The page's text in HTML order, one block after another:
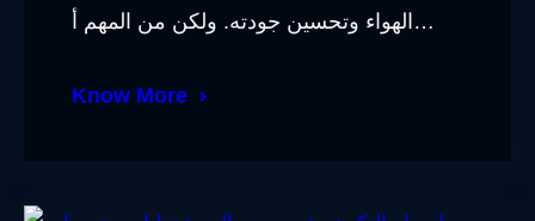
الهواء وتحسين جودته. ولكن من المهم أ…
Know More